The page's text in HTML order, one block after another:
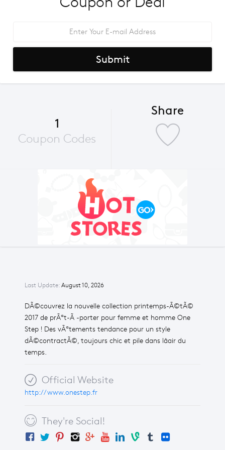
Last Update: August 10, 2026
DÃ©couvrez la nouvelle collection printemps-Ã©tÃ©
2017 de prÃªt-Ã -porter pour femme et homme One
Step ! Des vÃªtements tendance pour un style
dÃ©contractÃ©, toujours chic et pile dans lâair du
temps.
Official Website
http://www.onestep.fr
They're Social!
Submit
1
Coupon Codes
Share